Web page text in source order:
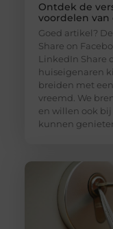
Ontdek de
voordelen
Goed artikel?
Share on
LinkedIn Share
huiseigenaren
breiden met
vreemd. We
en willen ook
kunnen